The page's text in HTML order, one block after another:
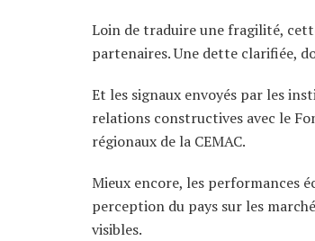
Loin de traduire une fragilité,
partenaires. Une dette clarifiée,
Et les signaux envoyés par les
relations constructives avec le
régionaux de la CEMAC.
Mieux encore, les performances
perception du pays sur les
visibles.